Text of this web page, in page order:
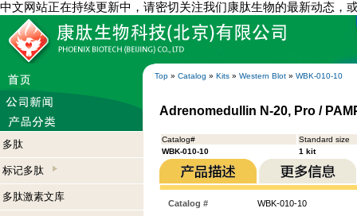
中文网站正在持续更新中，请密切关注我们康肽生物的最新动态，
Top » Catalog » Kits » Western Blot » WBK-010-10
多肽
标记多肽
多肽激素文库
Adrenomedullin N-20, Pro /
Catalog#
Standard size
WBK-010-10
1 kit
Catalog #
WBK-010-10